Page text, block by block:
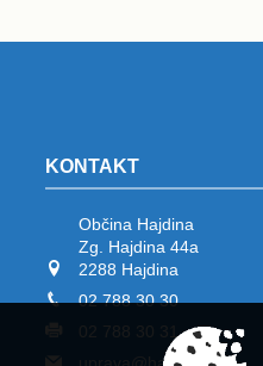
KONTAKT
Občina Hajdina
Zg. Hajdina 44a
2288 Hajdina
02 788 30 30